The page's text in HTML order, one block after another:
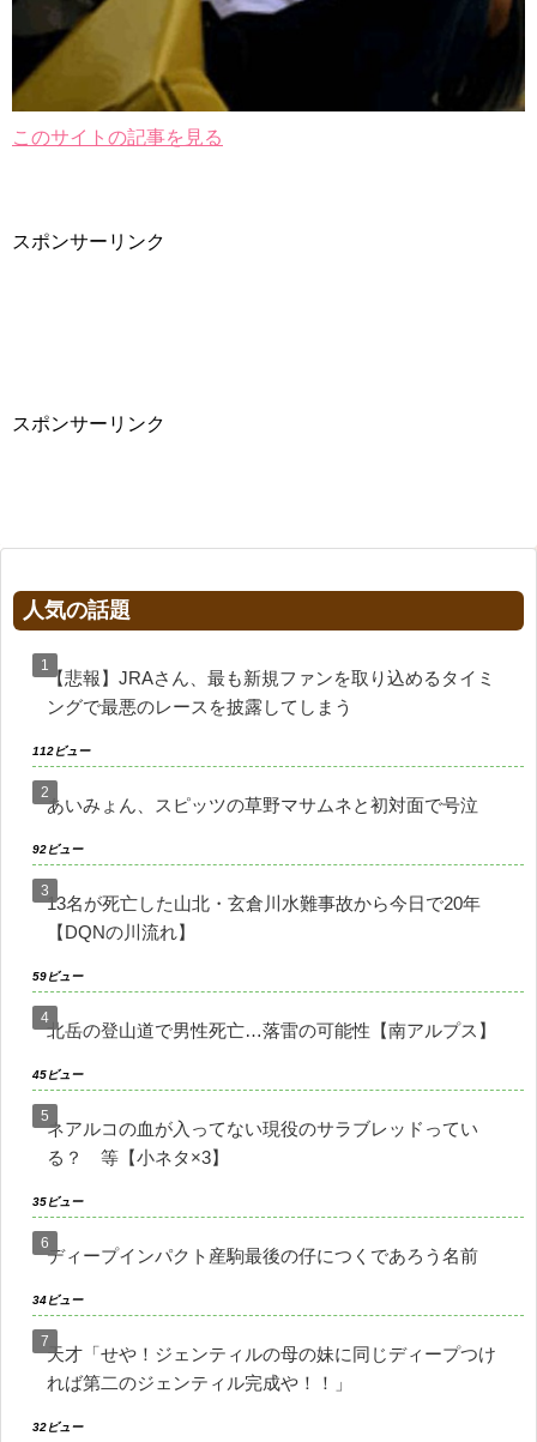
このサイトの記事を見る
スポンサーリンク
スポンサーリンク
人気の話題
【悲報】JRAさん、最も新規ファンを取り込めるタイミ
ングで最悪のレースを披露してしまう
112ビュー
あいみょん、スピッツの草野マサムネと初対面で号泣
92ビュー
13名が死亡した山北・玄倉川水難事故から今日で20年
【DQNの川流れ】
59ビュー
北岳の登山道で男性死亡…落雷の可能性【南アルプス】
45ビュー
ネアルコの血が入ってない現役のサラブレッドってい
る？ 等【小ネタ×3】
35ビュー
ディープインパクト産駒最後の仔につくであろう名前
34ビュー
天才「せや！ジェンティルの母の妹に同じディープつけ
れば第二のジェンティル完成や！！」
32ビュー